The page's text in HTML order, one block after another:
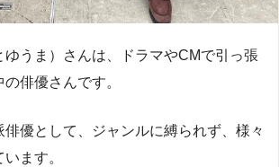
ゆうま）さんは、ドラマやCMで引っ張
俳優さんです。
優として、ジャンルに縛られず、様々
ます。